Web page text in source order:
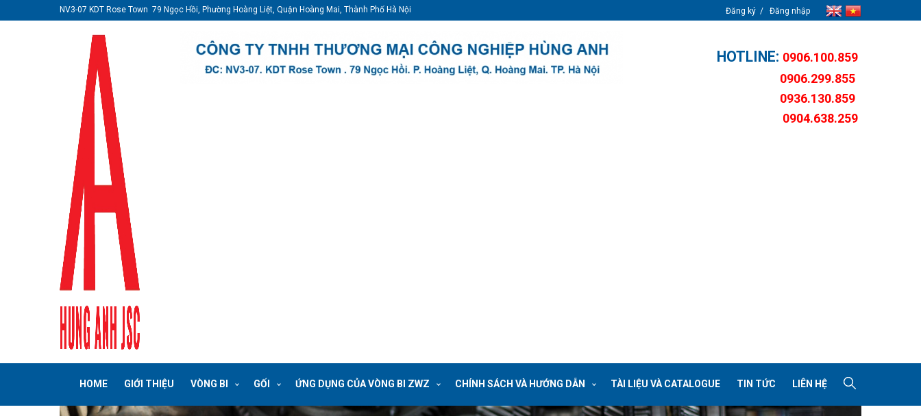
NV3-07 KDT Rose Town 79 Ngọc Hồi, Phường Hoàng Liệt, Quận Hoàng Mai, Thành Phố Hà Nội Đăng ký Đăng nhập
HOTLINE: 0906.100.859
0906.299.855
0936.130.859
0904.638.259
HOME GIỚI THIỆU VÒNG BI GỐI ỨNG DỤNG CỦA VÒNG BI ZWZ CHÍNH SÁCH VÀ HƯỚNG DẪN TÀI LIỆU VÀ CATALOGUE TIN TỨC LIÊN HỆ